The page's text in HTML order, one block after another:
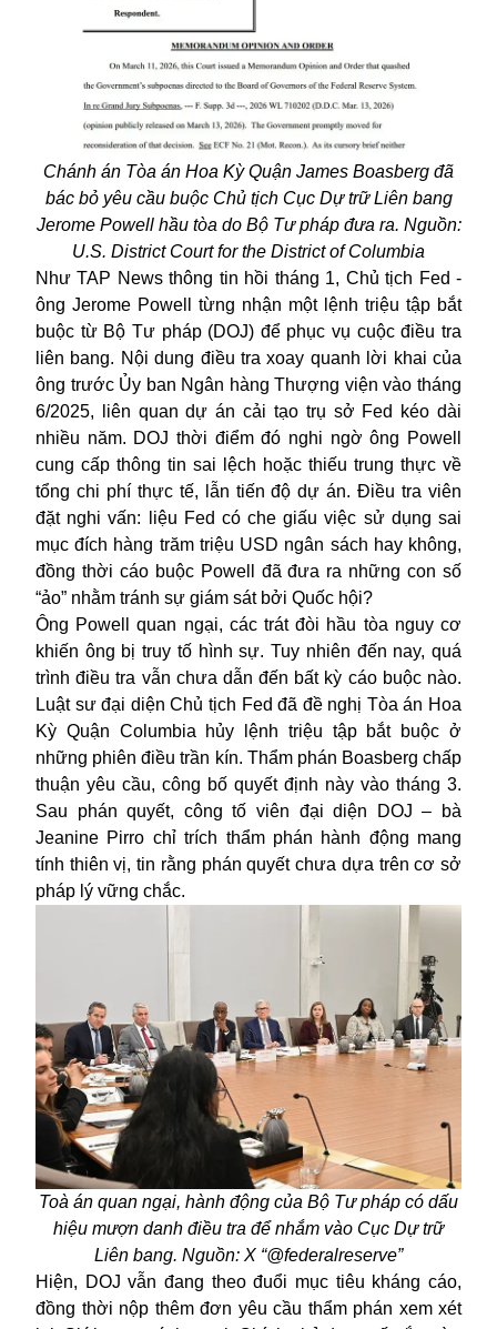
Chánh án Tòa án Hoa Kỳ Quận James Boasberg đã
bác bỏ yêu cầu buộc Chủ tịch Cục Dự trữ Liên bang
Jerome Powell hầu tòa do Bộ Tư pháp đưa ra. Nguồn:
U.S. District Court for the District of Columbia
Như TAP News thông tin hồi tháng 1, Chủ tịch Fed -
ông Jerome Powell
từng nhận một lệnh triệu tập bắt
buộc từ Bộ Tư pháp (DOJ) để phục vụ cuộc điều tra
liên bang. Nội dung điều tra xoay quanh lời khai của
ông trước Ủy ban Ngân hàng Thượng viện vào tháng
6/2025, liên quan dự án cải tạo trụ sở Fed kéo dài
nhiều năm. DOJ thời điểm đó nghi ngờ ông Powell
cung cấp thông tin sai lệch hoặc thiếu trung thực về
tổng chi phí thực tế, lẫn tiến độ dự án. Điều tra viên
đặt nghi vấn: liệu Fed có che giấu việc sử dụng sai
mục đích hàng trăm triệu USD ngân sách hay không,
đồng thời cáo buộc Powell đã đưa ra những con số
“ảo” nhằm tránh sự giám sát bởi Quốc hội?
Ông Powell quan ngại, các trát đòi hầu tòa nguy cơ
khiến ông bị truy tố hình sự. Tuy nhiên đến nay, quá
trình điều tra vẫn chưa dẫn đến bất kỳ cáo buộc nào.
Luật sư đại diện Chủ tịch Fed đã đề nghị Tòa án Hoa
Kỳ Quận Columbia hủy lệnh triệu tập bắt buộc ở
những phiên điều trần kín. Thẩm phán Boasberg chấp
thuận yêu cầu, công bố quyết định này vào tháng 3.
Sau phán quyết, công tố viên đại diện DOJ – bà
Jeanine Pirro chỉ trích thẩm phán hành động mang
tính thiên vị, tin rằng phán quyết chưa dựa trên cơ sở
pháp lý vững chắc.
Toà án quan ngại, hành động của Bộ Tư pháp có dấu
hiệu mượn danh điều tra để nhắm vào Cục Dự trữ
Liên bang. Nguồn: X “@federalreserve”
Hiện, DOJ vẫn đang theo đuổi mục tiêu kháng cáo,
đồng thời nộp thêm đơn yêu cầu thẩm phán xem xét